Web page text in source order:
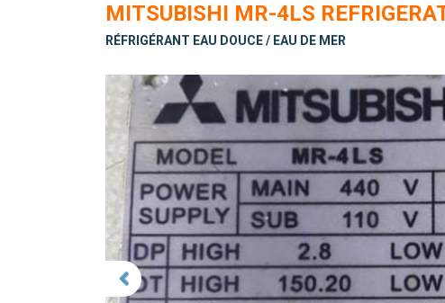
MITSUBISHI MR-4LS
RÉFRIGÉRANT EAU DOUCE / EAU DE MER